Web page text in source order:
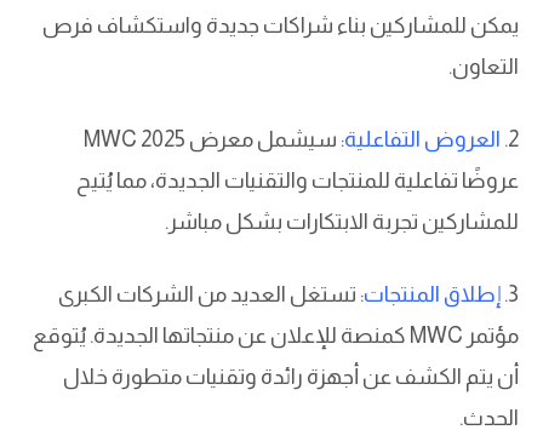
يمكن للمشاركين بناء شراكات جديدة واستكشاف فرص
التعاون.
2. العروض التفاعلية
: سيشمل معرض MWC 2025
عروضًا تفاعلية للمنتجات والتقنيات الجديدة، مما يُتيح
للمشاركين تجربة الابتكارات بشكل مباشر.
3. إطلاق المنتجات: تستغل العديد من الشركات الكبرى
مؤتمر MWC كمنصة للإعلان عن منتجاتها الجديدة. يُتوقع
أن يتم الكشف عن أجهزة رائدة وتقنيات متطورة خلال
الحدث.